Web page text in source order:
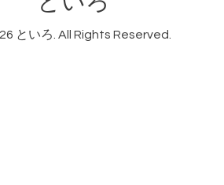
といろ. All Rights Reserved.